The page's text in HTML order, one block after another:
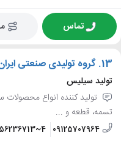
تماس
13. گروه تولیدی صنعتی
تولید سیلیس
تولید کننده انواع محصولات
تسمه، قطعه و ...
09125707964